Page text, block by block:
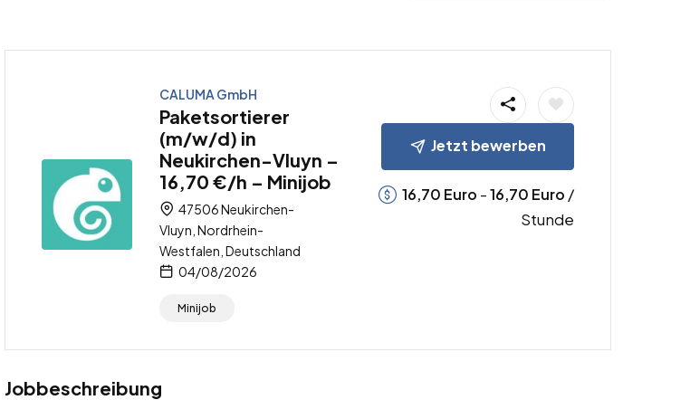
CALUMA GmbH
Paketsortierer
(m/w/d) in
Neukirchen-Vluyn –
16,70 €/h – Minijob
47506 Neukirchen-
Vluyn, Nordrhein-
Westfalen, Deutschland
04/08/2026
Minijob
Jetzt bewerben
16,70 Euro -16,70 Euro /
Stunde
Jobbeschreibung